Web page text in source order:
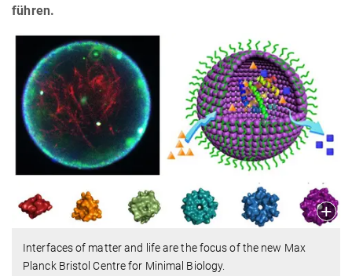
führen.
Interfaces of matter and life are the focus of the new Max
Planck Bristol Centre for Minimal Biology.